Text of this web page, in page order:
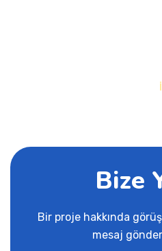
Bize
Bir proje hakkında
mesaj